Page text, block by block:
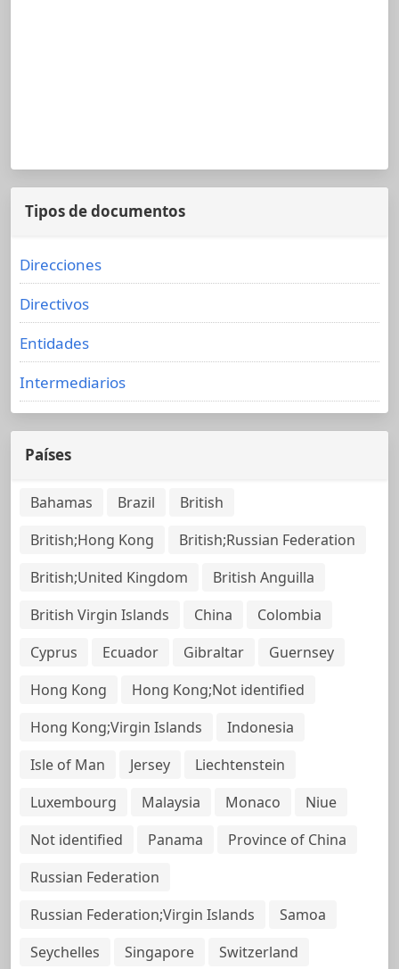
Tipos de documentos
Direcciones
Directivos
Entidades
Intermediarios
Países
Bahamas Brazil
British
British;Hong Kong
British;Russian Federation
British;United Kingdom
British Anguilla
British Virgin Islands
China
Colombia
Cyprus
Ecuador Gibraltar
Guernsey
Hong Kong
Hong Kong;Not identified
Hong Kong;Virgin Islands
Indonesia
Isle of Man
Jersey
Liechtenstein
Luxembourg
Malaysia Monaco
Niue
Not identified
Panama
Province of China
Russian Federation
Russian Federation;Virgin Islands
Samoa
Seychelles
Singapore Switzerland